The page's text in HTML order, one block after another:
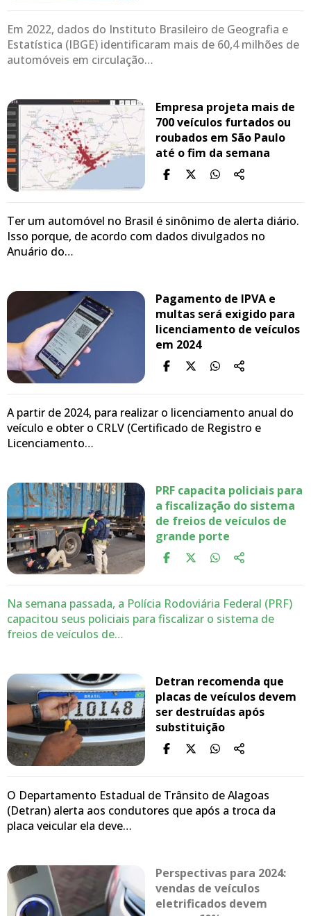
Em 2022, dados do Instituto Brasileiro de Geografia e
Estatística (IBGE) identificaram mais de 60,4 milhões de
automóveis em circulação…
Empresa projeta mais de
700 veículos furtados ou
roubados em São Paulo
até o fim da semana
Ter um automóvel no Brasil é sinônimo de alerta diário.
Isso porque, de acordo com dados divulgados no
Anuário do…
Pagamento de IPVA e
multas será exigido para
licenciamento de veículos
em 2024
A partir de 2024, para realizar o licenciamento anual do
veículo e obter o CRLV (Certificado de Registro e
Licenciamento…
PRF capacita policiais para
a fiscalização do sistema
de freios de veículos de
grande porte
Na semana passada, a Polícia Rodoviária Federal (PRF)
capacitou seus policiais para fiscalizar o sistema de
freios de veículos de…
Detran recomenda que
placas de veículos devem
ser destruídas após
substituição
O Departamento Estadual de Trânsito de Alagoas
(Detran) alerta aos condutores que após a troca da
placa veicular ela deve…
Perspectivas para 2024:
vendas de veículos
eletrificados devem